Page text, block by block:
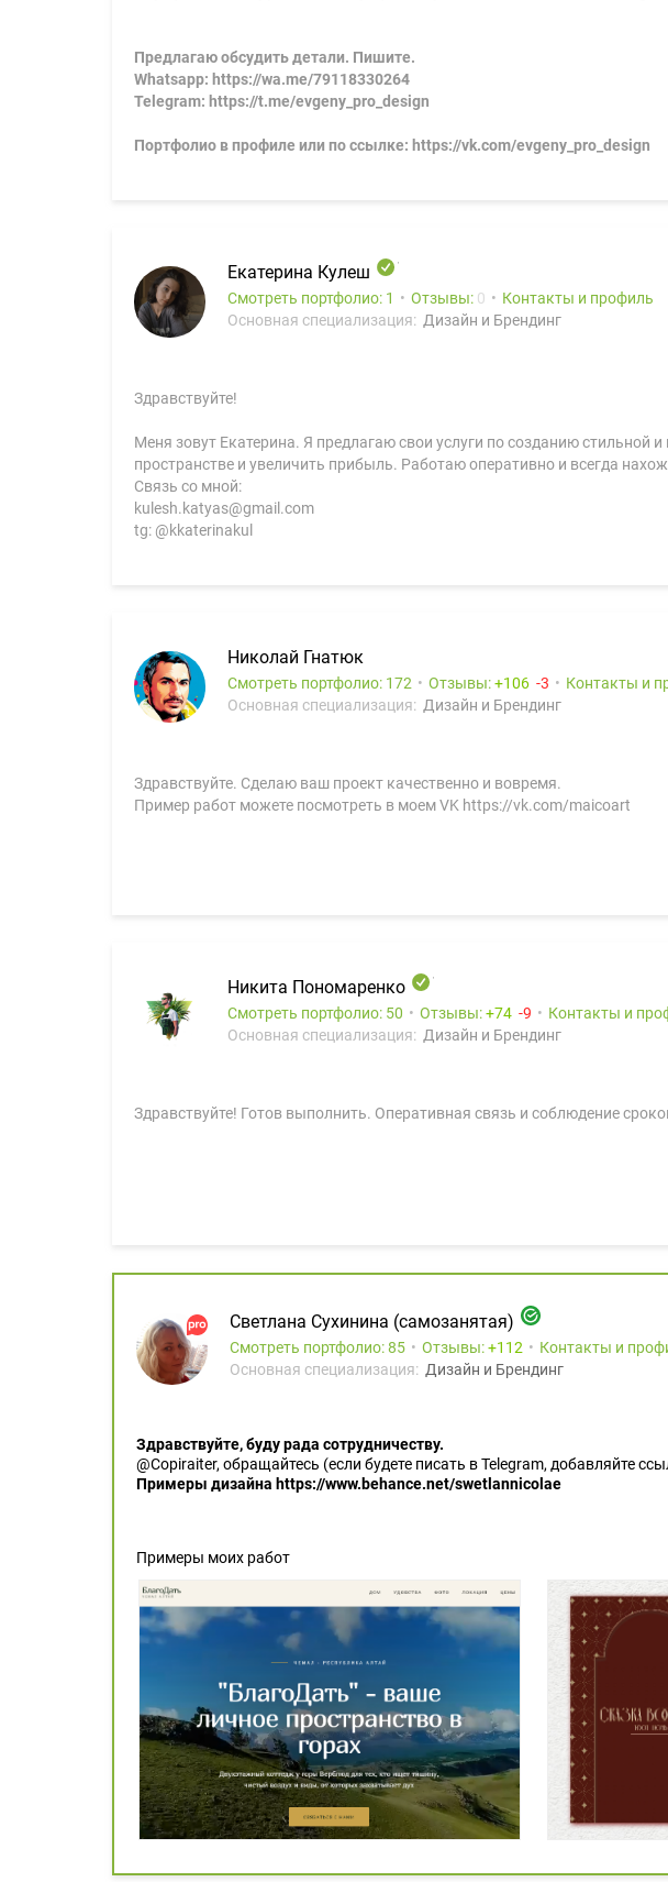
Предлагаю обсудить детали. Пишите.
Whatsapp: https://wa.me/79118330264
Telegram: https://t.me/evgeny_pro_design
Портфолио в профиле или по ссылке: https://vk.com/evgeny_pro_design
Екатерина Кулеш
Смотреть портфолио: 1 Отзывы: 0
Контакты и профиль
Основная специализация: Дизайн и Брендинг
Здравствуйте!
Меня зовут Екатерина. Я предлагаю свои услуги по созданию
пространстве и увеличить прибыль. Работаю оперативно и всегда
Связь со мной:
kulesh.katyas@gmail.com
tg: @kkaterinakul
Николай Гнатюк
Смотреть портфолио: 172 Отзывы: 106 3
Контакты и
Основная специализация: Дизайн и Брендинг
Здравствуйте. Сделаю ваш проект качественно и вовремя.
Пример работ можете посмотреть в моем VK https://vk.com/maicoart
Никита Пономаренко
Смотреть портфолио: 50 Отзывы: 74 9
Контакты и
Основная специализация: Дизайн и Брендинг
Здравствуйте! Готов выполнить. Оперативная связь и соблюдение
Светлана Сухинина (самозанятая)
Смотреть портфолио: 85 Отзывы: 112
Контакты и
Основная специализация: Дизайн и Брендинг
Здравствуйте, буду рада сотрудничеству.
@Copiraiter, обращайтесь (если будете писать в Telegram, добавляйте
Примеры дизайна https://www.behance.net/swetlannicolae
Примеры моих работ